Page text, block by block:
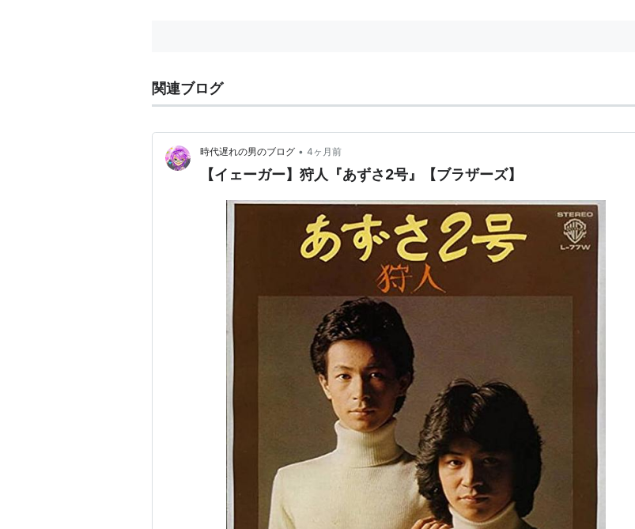
関連ブログ
時代遅れの男のブログ • 4ヶ月前
【イェーガー】狩人『あずさ2号』【ブラザーズ】